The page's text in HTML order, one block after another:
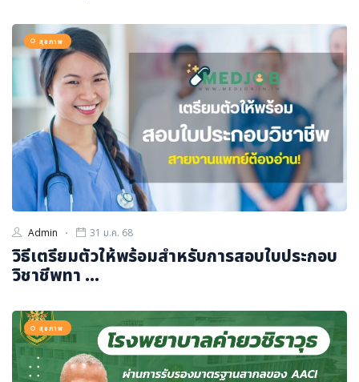
สุขภาพ
Admin 31 ม.ค. 68
วิธีเตรียมตัวให้พร้อมสำหรับการสอบใบประกอบ
วิชาชีพทา ...
สุขภาพ